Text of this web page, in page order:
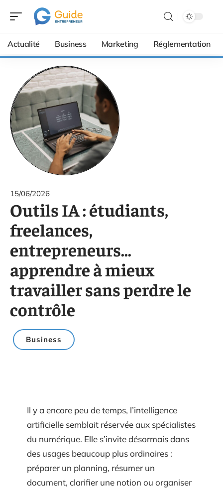
Actualité Business Marketing Réglementation
15/06/2026
Outils IA : étudiants,
freelances,
entrepreneurs…
apprendre à mieux
travailler sans perdre le
contrôle
Business
Il y a encore peu de temps, l’intelligence
artificielle semblait réservée aux spécialistes
du numérique. Elle s’invite désormais dans
des usages beaucoup plus ordinaires :
préparer un planning, résumer un
document, clarifier une notion ou organiser